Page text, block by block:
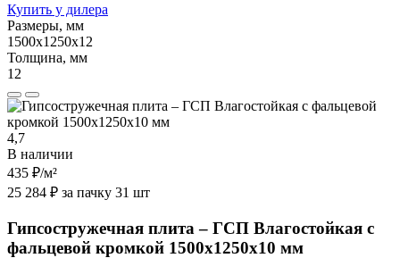
Купить у дилера
Размеры, мм
1500х1250х12
Толщина, мм
12
4,7
В наличии
435 ₽/м²
25 284 ₽ за пачку 31 шт
Гипсостружечная плита – ГСП Влагостойкая с
фальцевой кромкой 1500х1250х10 мм